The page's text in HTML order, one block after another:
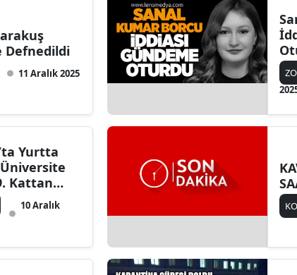
Defnedildi
11 Aralık 2025
Yurtta
Kattan
10 Aralık